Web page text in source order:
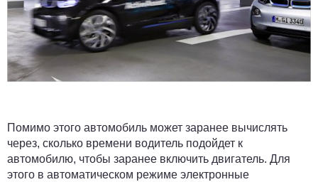
Помимо этого автомобиль может заранее вычислять
через, сколько времени водитель подойдет к
автомобилю, чтобы заранее включить двигатель. Для
этого в автоматическом режиме электронные